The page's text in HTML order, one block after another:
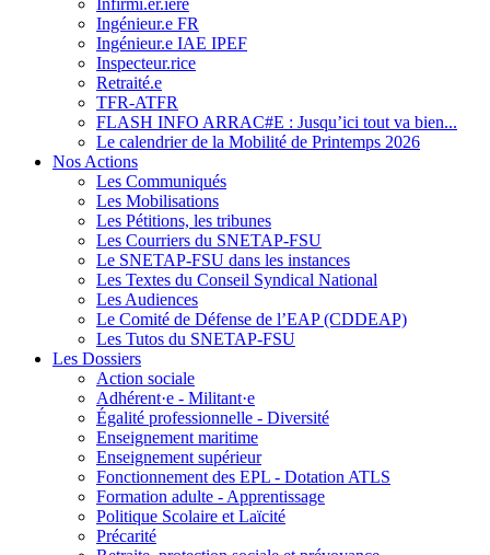
Ingénieur.e FR
Ingénieur.e IAE IPEF
Inspecteur.rice
Retraité.e
TFR-ATFR
FLASH INFO ARRAC#E : Jusqu’ici tout va bien...
Le calendrier de la Mobilité de Printemps 2026
Nos Actions
Les Communiqués
Les Mobilisations
Les Pétitions, les tribunes
Les Courriers du SNETAP-FSU
Le SNETAP-FSU dans les instances
Les Textes du Conseil Syndical National
Les Audiences
Le Comité de Défense de l’EAP (CDDEAP)
Les Tutos du SNETAP-FSU
Les Dossiers
Action sociale
Adhérent·e - Militant·e
Égalité professionnelle - Diversité
Enseignement maritime
Enseignement supérieur
Fonctionnement des EPL - Dotation ATLS
Formation adulte - Apprentissage
Politique Scolaire et Laïcité
Précarité